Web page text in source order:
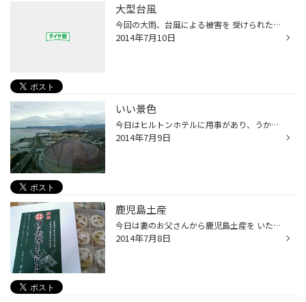
大型台風
今回の大雨、台風による被害を 受けられた方にはお見舞い申し上げます。 7月にしてはかなり大型の台風が やって来るということで 結構構えているところではあったのですか 九州に差し掛かってきた頃は 福岡ではそんなに影響はありませんでしたので ほっとした次第でした。 しかし、今年はあと何回、...
2014年7月10日
いい景色
今日はヒルトンホテルに用事があり、うかがいわせて頂きました。 近所の宿泊先というのはなかなか泊ることがなく、 こういう景色を見ることはなかったので、いい経験でした。 隣はヤフオクドームです。今日はオリックス戦の首位攻防戦。 がんばって頂きましょう。
2014年7月9日
鹿児島土産
今日は妻のお父さんから鹿児島土産を いただきました。その名も伊集院まんじゅう 初めていただきましたがおいしかったです。 このデザインは何なのか調べてみましたら 島津家の家紋ということらしいです。 由緒ある食べモノなんでしょうね。
2014年7月8日